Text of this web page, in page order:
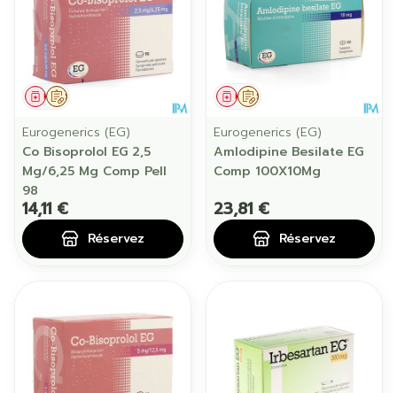
Sur prescription
Médicament
Eurogenerics (EG)
Co Bisoprolol EG 2,5
Mg/6,25 Mg Comp Pell
98
14,11 €
Réservez
Sur prescription
Médicament
Eurogenerics (EG)
Amlodipine Besilate EG
Comp 100X10Mg
23,81 €
Réservez